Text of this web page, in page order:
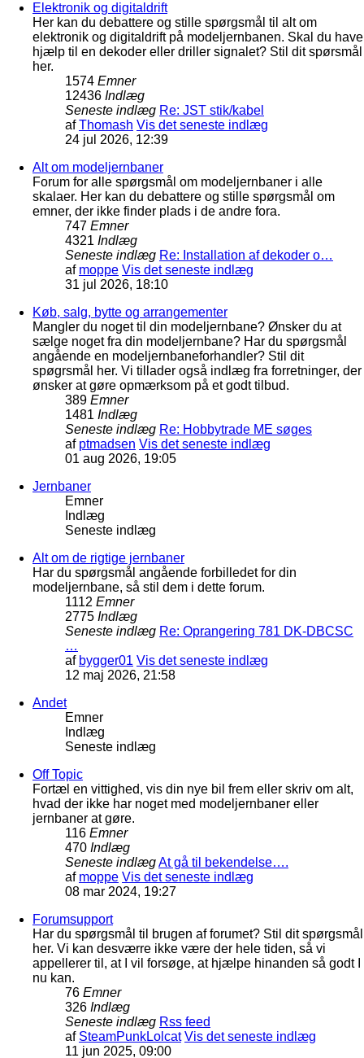
Elektronik og digitaldrift
Her kan du debattere og stille spørgsmål til alt om
elektronik og digitaldrift på modeljernbanen. Skal du have
hjælp til en dekoder eller driller signalet? Stil dit spørsmål
her.
1574 Emner
12436 Indlæg
Seneste indlæg Re: JST stik/kabel
afThomash Vis det seneste indlæg
24 jul 2026, 12:39
Alt om modeljernbaner
Forum for alle spørgsmål om modeljernbaner i alle
skalaer. Her kan du debattere og stille spørgsmål om
emner, der ikke finder plads i de andre fora.
747 Emner
4321 Indlæg
Seneste indlæg Re: Installation af dekoder o…
af moppe Vis det seneste indlæg
31 jul 2026, 18:10
Køb, salg, bytte og arrangementer
Mangler du noget til din modeljernbane? Ønsker du at
sælge noget fra din modeljernbane? Har du spørgsmål
angående en modeljernbaneforhandler? Stil dit
spøgrsmål her. Vi tillader også indlæg fra forretninger, der
ønsker at gøre opmærksom på et godt tilbud.
389 Emner
1481 Indlæg
Seneste indlæg Re: Hobbytrade ME søges
af ptmadsen Vis det seneste indlæg
01 aug 2026, 19:05
Jernbaner
Emner
Indlæg
Seneste indlæg
Alt om de rigtige jernbaner
Har du spørgsmål angående forbilledet for din
modeljernbane, så stil dem i dette forum.
1112 Emner
2775 Indlæg
Seneste indlæg Re: Oprangering 781 DK-DBCSC
…
af bygger01 Vis det seneste indlæg
12 maj 2026, 21:58
Andet
Emner
Indlæg
Seneste indlæg
Off Topic
Fortæl en vittighed, vis din nye bil frem eller skriv om alt,
hvad der ikke har noget med modeljernbaner eller
jernbaner at gøre.
116 Emner
470 Indlæg
Seneste indlægAt gå til bekendelse….
af moppe Vis det seneste indlæg
08 mar 2024, 19:27
Forumsupport
Har du spørgsmål til brugen af forumet? Stil dit spørgsmål
her. Vi kan desværre ikke være der hele tiden, så vi
appellerer til, at I vil forsøge, at hjælpe hinanden så godt I
nu kan.
76 Emner
326 Indlæg
Seneste indlæg Rss feed
af SteamPunkLolcat Vis det seneste indlæg
11 jun 2025, 09:00